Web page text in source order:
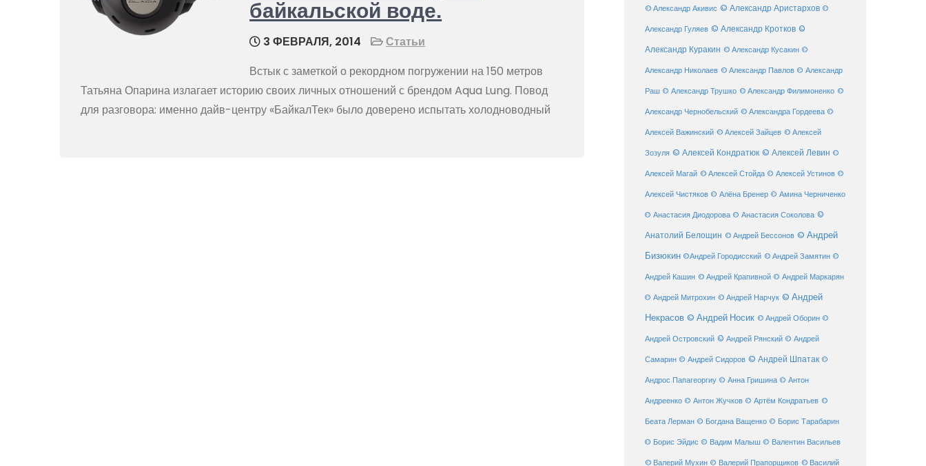
байкальской воде.
3 ФЕВРАЛЯ, 2014
Статьи
Встык с заметкой о рекордном погружении на 150 метров
Татьяна Опарина излагает историю своих личных отношений с брендом Aqua Lung. Повод
для разговора: именно дайв-центру «БайкалТек» было доверено испытать холодноводный
© Александр Акивис © Александр Аристархов ©
Александр Гуляев © Александр Кротков ©
Александр Куракин © Александр Кусакин ©
Александр Николаев © Александр Павлов © Александр
Раш © Александр Трушко © Александр Филимоненко ©
Александр Чернобельский © Александра Гордеева ©
Алексей Важинский © Алексей Зайцев © Алексей
Зозуля © Алексей Кондратюк © Алексей Левин ©
Алексей Магай © Алексей Стойда © Алексей Устинов ©
Алексей Чистяков © Алёна Бренер © Амина Черниченко
© Анастасия Диодорова © Анастасия Соколова ©
Анатолий Белощин © Андрей Бессонов © Андрей
Бизюкин ©Андрей Городисский © Андрей Замятин ©
Андрей Кашин © Андрей Крапивной © Андрей Маркарян
© Андрей Митрохин © Андрей Нарчук © Андрей
Некрасов © Андрей Носик © Андрей Оборин ©
Андрей Островский © Андрей Рянский © Андрей
Самарин © Андрей Сидоров © Андрей Шпатак ©
Андрос Папагеоргиу © Анна Гришина © Антон
Андреенко © Антон Жучков © Артём Кондратьев ©
Беата Лерман © Богдана Ващенко © Борис Тарабарин
© Борис Эйдис © Вадим Малыш © Валентин Васильев
© Валерий Мухин © Валерий Прапорщиков © Василий